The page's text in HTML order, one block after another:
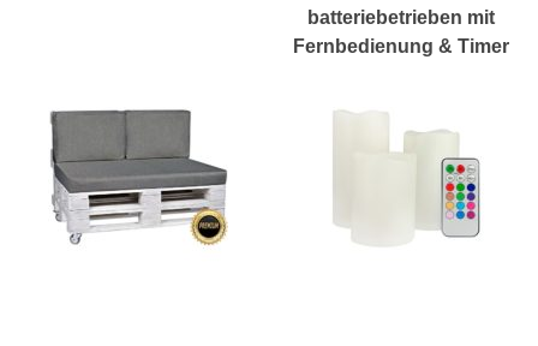
batteriebetrieben mit
Fernbedienung & Timer